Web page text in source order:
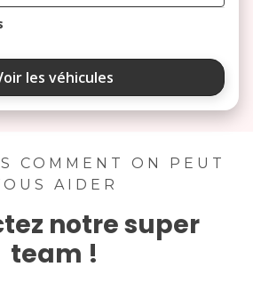
août 2026
me
5 6 7
19 20
les véhicules
COMMENT ON PEUT
AIDER
notre super
team !